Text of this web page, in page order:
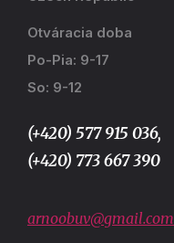
Otváracia doba
Po-Pia: 9-17
So: 9-12
(+420) 577 915 036,
(+420) 773 667 390
arnoobuv@gmail.com